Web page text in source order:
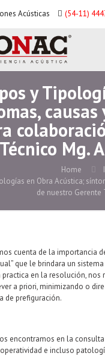
Acústicas (54-11)
y
causas
Técnico Mg.
Home
en Obra Acústica;
de nuestro Gerente
cuenta de la importancia
que le brindara un
en la resolución,
a priori, minimizando o
de prefiguración.
encontramos en la
e incluso